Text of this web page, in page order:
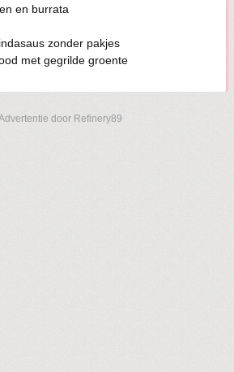
en burrata
zonder pakjes
met gegrilde groente
door Refinery89